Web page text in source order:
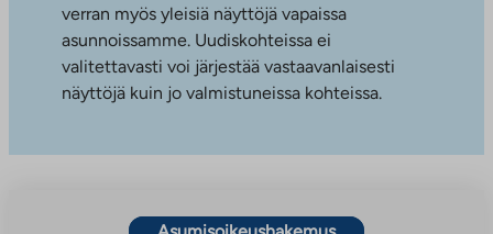
verran myös yleisiä näyttöjä vapaissa
asunnoissamme. Uudiskohteissa ei
valitettavasti voi järjestää vastaavanlaisesti
näyttöjä kuin jo valmistuneissa kohteissa.